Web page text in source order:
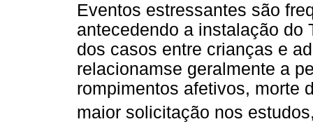
Eventos estressantes são
antecedendo a instalação do
dos casos entre crianças e
relacionamse geralmente a
rompimentos afetivos, morte
maior solicitação nos